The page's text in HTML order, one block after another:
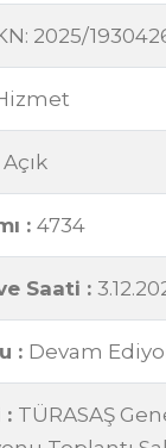
2025/
Açık
: 4734
Saati :
: Devam
: TÜRASAŞ